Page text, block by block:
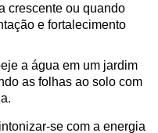
crescente ou quando
e fortalecimento
a água em um jardim
as folhas ao solo com
se com a energia